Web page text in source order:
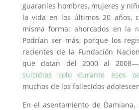
guaraníes hombres, mujeres y
la vida en los últimos 20 años,
misma forma: ahorcados en la
Podrían ser más, porque los
recientes de la Fundación
que datan del 2000 al
suicidios solo durante esos
muchos de los fallecidos
En el asentamiento de